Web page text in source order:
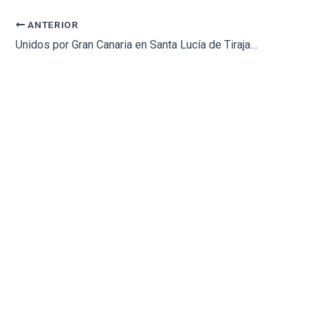
ANTERIOR
Unidos por Gran Canaria en Santa Lucía de Tirajana, exige la apertura del tanatorio de El Doctoral